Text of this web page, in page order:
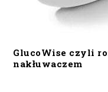
GlucoWise czyli
nakłuwaczem